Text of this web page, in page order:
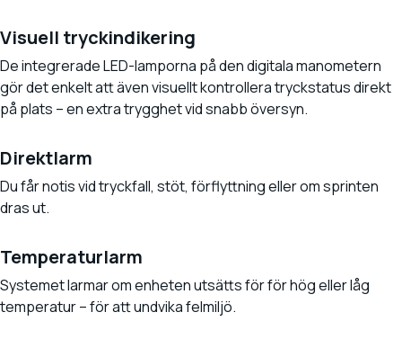
Visuell tryckindikering
De integrerade LED-lamporna på den digitala manometern
gör det enkelt att även visuellt kontrollera tryckstatus direkt
på plats – en extra trygghet vid snabb översyn.
Direktlarm
Du får notis vid tryckfall, stöt, förflyttning eller om sprinten
dras ut.
Temperaturlarm
Systemet larmar om enheten utsätts för för hög eller låg
temperatur – för att undvika felmiljö.